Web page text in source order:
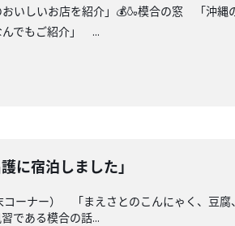
いしいお店を紹介」💰🍶模合の窓 「沖
でもご紹介」 ...
に宿泊しました」
コーナー） 「まえさとのこんにゃく、豆
である模合の話...